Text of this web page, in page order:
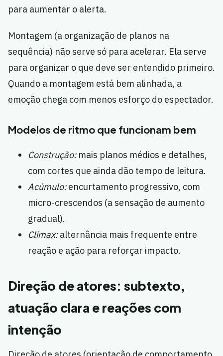
para aumentar o alerta.
Montagem (a organização de planos na
sequência) não serve só para acelerar. Ela serve
para organizar o que deve ser entendido primeiro.
Quando a montagem está bem alinhada, a
emoção chega com menos esforço do espectador.
Modelos de ritmo que funcionam bem
Construção:mais planos médios e detalhes,
com cortes que ainda dão tempo de leitura.
Acúmulo:encurtamento progressivo, com
micro-crescendos (a sensação de aumento
gradual).
Clímax:alternância mais frequente entre
reação e ação para reforçar impacto.
Direção de atores: subtexto,
atuação clara e reações com
intenção